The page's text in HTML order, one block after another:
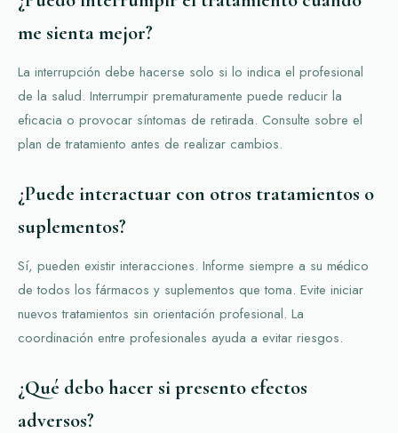
me sienta mejor?
La interrupción debe hacerse solo si lo indica el profesional
de la salud. Interrumpir prematuramente puede reducir la
eficacia o provocar síntomas de retirada. Consulte sobre el
plan de tratamiento antes de realizar cambios.
¿Puede interactuar con otros tratamientos o
suplementos?
Sí, pueden existir interacciones. Informe siempre a su médico
de todos los fármacos y suplementos que toma. Evite iniciar
nuevos tratamientos sin orientación profesional. La
coordinación entre profesionales ayuda a evitar riesgos.
¿Qué debo hacer si presento efectos
adversos?